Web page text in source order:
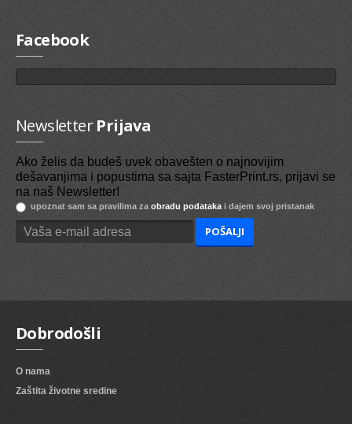
Facebook
NewsletterPrijava
Ako želis da budeš uvek obavešten o najnovijim
dešavanjima i popustima sa sajta FasterPrint.rs, prijavi se
na naš Newsletter!
upoznat sam sa pravilima za obradu podataka i dajem svoj pristanak
Dobrodošli
O nama
Zaštita životne sredine